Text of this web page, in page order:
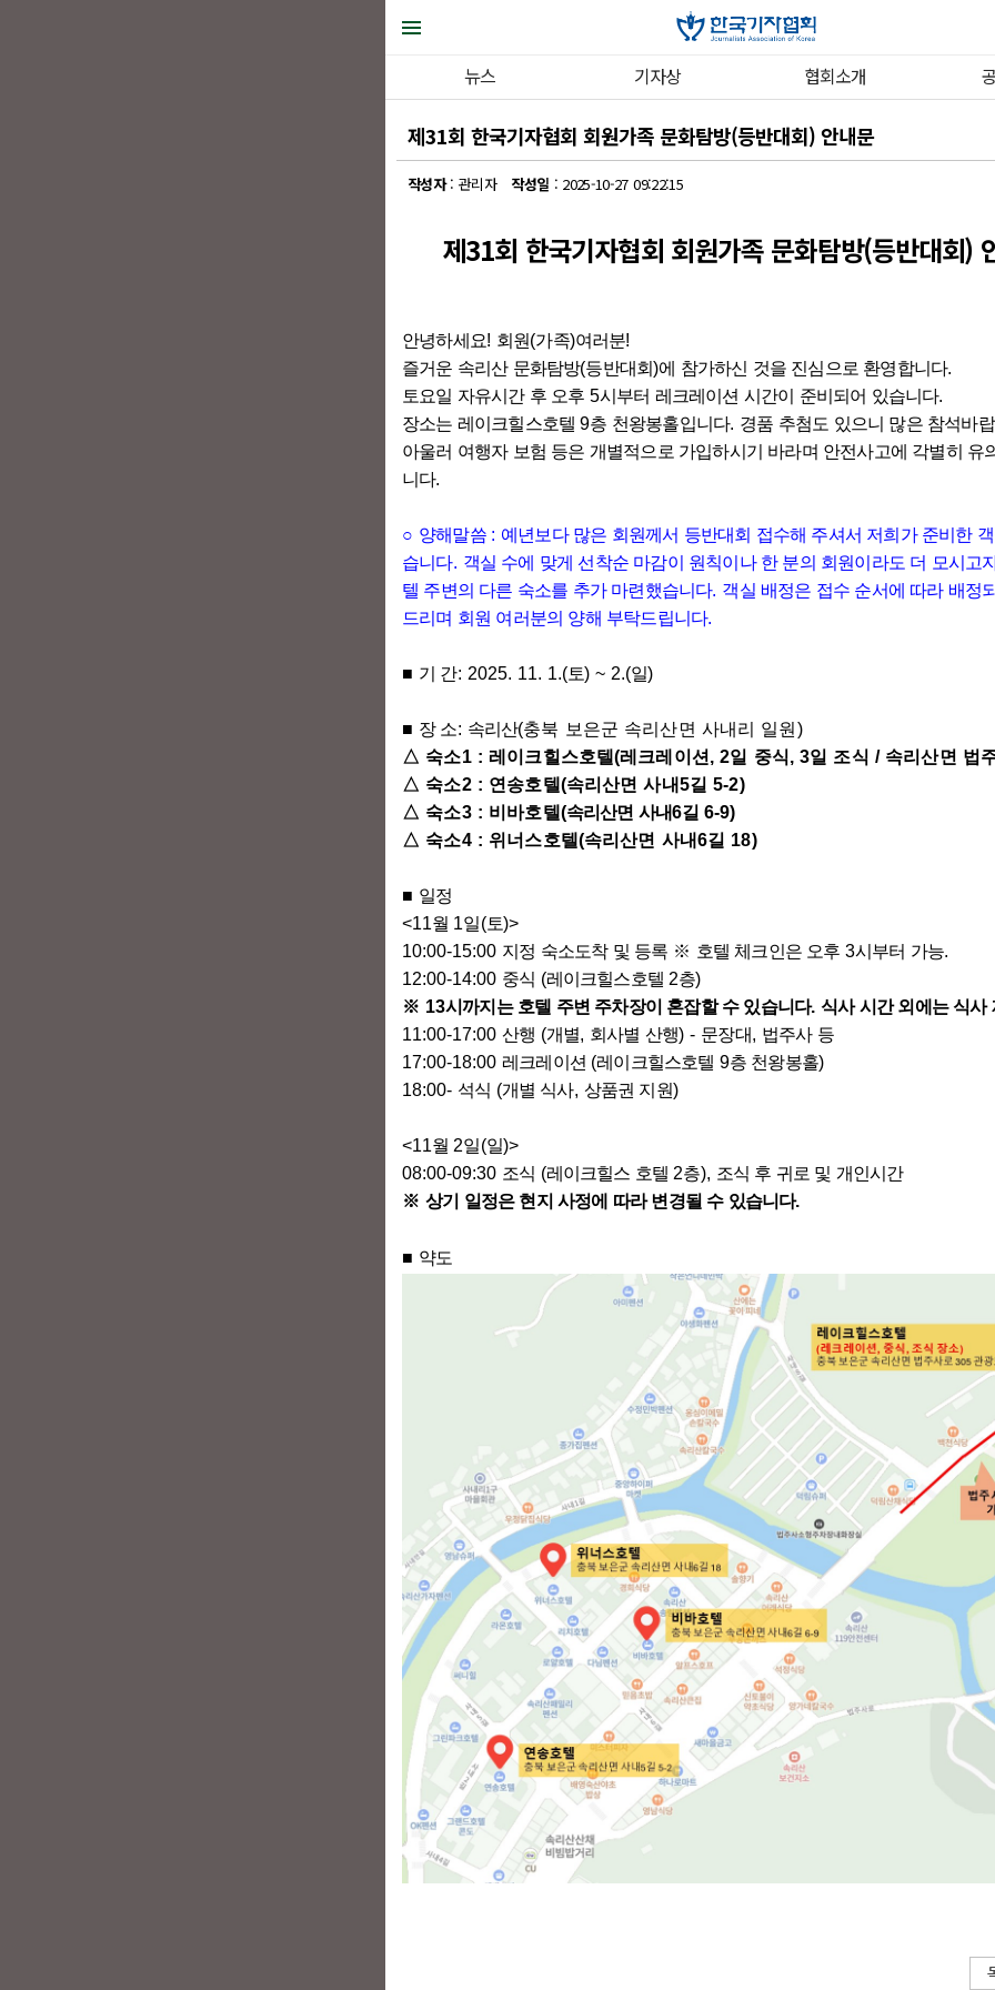
뉴스 기자상 협회소개
제31회 한국기자협회 회원가족 문화탐방(등반대회) 안내문
작성자: 관리자 작성일 : 2025-10-27 09:22:15
제31회 한국기자협회 회원가족 문화탐방(등반대회)
안녕하세요! 회원(가족)여러분!
즐거운 속리산 문화탐방(등반대회)에 참가하신 것을 진심으로 환영합니다.
토요일 자유시간 후 오후 5시부터 레크레이션 시간이 준비되어 있습니다.
장소는 레이크힐스호텔9층 천왕봉홀입니다. 경품 추첨도 있으니 많은 참석바
아울러 여행자 보험 등은 개별적으로 가입하시기 바라며 안전사고에 각별히 유
니다.
○ 양해말씀 : 예년보다 많은 회원께서 등반대회 접수해 주셔서 저희가 준비한
습니다. 객실 수에 맞게 선착순 마감이 원칙이나 한 분의 회원이라도 더 모시고
텔 주변의 다른 숙소를 추가 마련했습니다. 객실 배정은 접수 순서에 따라 배정
드리며 회원 여러분의 양해 부탁드립니다.
■ 기 간: 2025. 11. 1.(토) ~ 2.(일)
■ 장 소: 속리산(충북 보은군 속리산면 사내리 일원 )
△ 숙소1 : 레이크힐스호텔(레크레이션 , 2일 중식, 3일 조식 / 속리산면 법
△ 숙소2 : 연송호텔(속리산면 사내5길5-2)
△ 숙소3 : 비바호텔(속리산면 사내6길 6-9)
△ 숙소4 : 위너스호텔(속리산면 사내6길 18)
■ 일정
<11월 1일(토)>
10:00-15:00 지정 숙소도착 및 등록 ※ 호텔 체크인은 오후 3시부터 가능.
12:00-14:00 중식 (레이크힐스호텔 2층)
※ 13시까지는 호텔 주변 주차장이 혼잡할 수 있습니다.식사 시간 외에는 식사
11:00-17:00 산행 (개별, 회사별 산행) - 문장대, 법주사 등
17:00-18:00 레크레이션 (레이크힐스호텔 9층 천왕봉홀)
18:00- 석식 (개별 식사, 상품권 지원)
<11월 2일(일)>
08:00-09:30 조식 (레이크힐스 호텔 2층), 조식 후 귀로 및 개인시간
※ 상기 일정은 현지 사정에 따라 변경될 수 있습니다.
■ 약도